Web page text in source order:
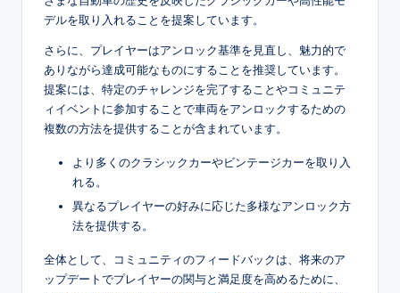
デルを取り入れることを提案しています。
さらに、プレイヤーはアンロック基準を見直し、魅力的で
ありながら達成可能なものにすることを推奨しています。
提案には、特定のチャレンジを完了することやコミュニテ
ィイベントに参加することで車両をアンロックするための
複数の方法を提供することが含まれています。
より多くのクラシックカーやビンテージカーを取り入
れる。
異なるプレイヤーの好みに応じた多様なアンロック方
法を提供する。
全体として、コミュニティのフィードバックは、将来のア
ップデートでプレイヤーの関与と満足度を高めるために、